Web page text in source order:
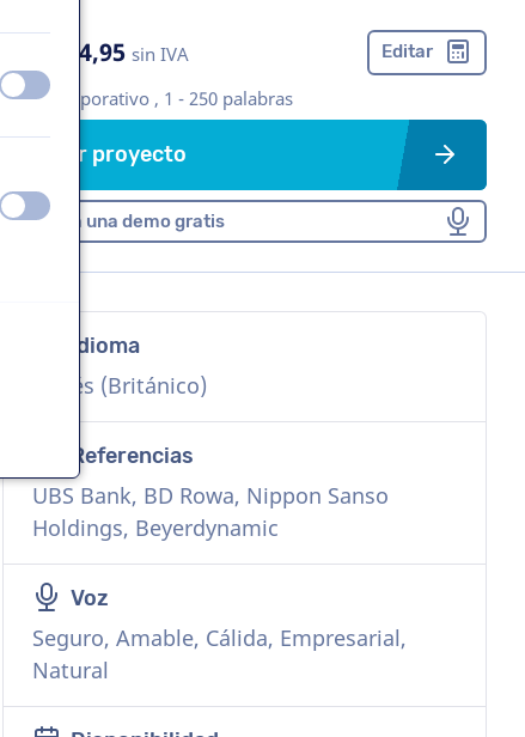
US$ 274,95 sin IVA Editar
Vídeo corporativo , 1 - 250 palabras
Crear proyecto
Solicita una demo gratis
Idioma
Inglés (Británico)
Referencias
UBS Bank, BD Rowa, Nippon Sanso
Holdings, Beyerdynamic
Voz
Seguro, Amable, Cálida, Empresarial,
Natural
apagado
encendido
apagado
encendido